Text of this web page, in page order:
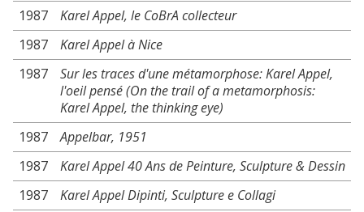
1987
Karel Appel, le CoBrA collecteur
1987
Karel Appel à Nice
1987
Sur les traces d'une métamorphose: Karel Appel,
l'oeil pensé (On the trail of a metamorphosis:
Karel Appel, the thinking eye)
1987
Appelbar, 1951
1987
Karel Appel 40 Ans de Peinture, Sculpture & Dessin
1987
Karel Appel Dipinti, Sculpture e Collagi